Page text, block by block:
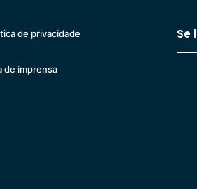
de privacidade
de imprensa
Se